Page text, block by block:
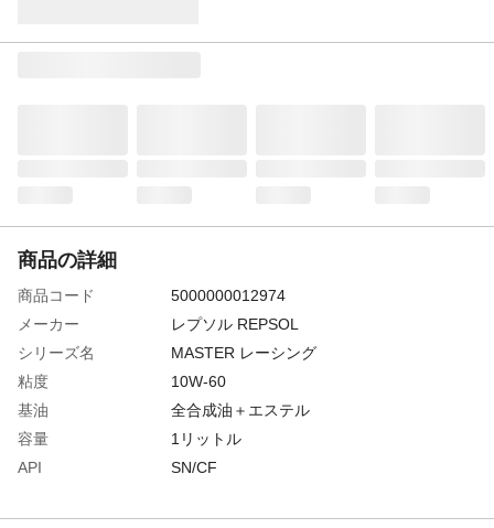
商品の詳細
商品コード
5000000012974
メーカー
レプソル REPSOL
シリーズ名
MASTER レーシング
粘度
10W-60
基油
全合成油＋エステル
容量
1リットル
API
SN/CF
インは変更になる場合がございます。